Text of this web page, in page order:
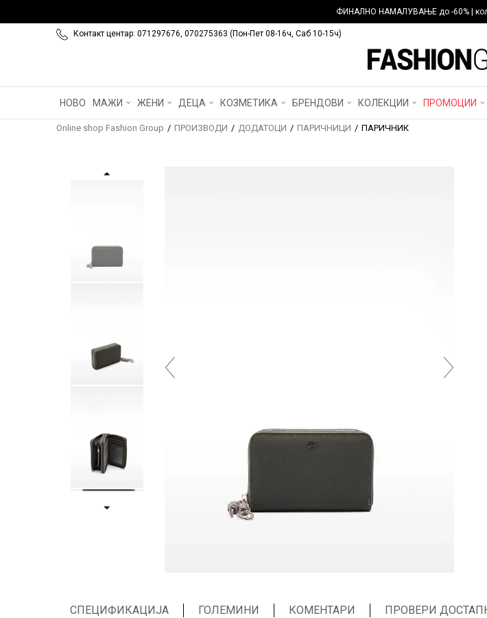
ФИНАЛНО НАМАЛУВАЊЕ до -60% |
Контакт центар: 071297676, 070275363 (Пон-Пет 08-16ч, Саб 10-15ч)
НОВО МАЖИ ЖЕНИ ДЕЦА КОЗМЕТИКА БРЕНДОВИ КОЛЕКЦИИ ПРОМОЦИИ
Online shop Fashion Group ПРОИЗВОДИ ДОДАТОЦИ ПАРИЧНИЦИ ПАРИЧНИК
СПЕЦИФИКАЦИЈА ГОЛЕМИНИ КОМЕНТАРИ ПРОВЕРИ